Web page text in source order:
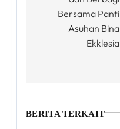
Bersama Panti
Asuhan Bina
Ekklesia
BERITA TERKAIT